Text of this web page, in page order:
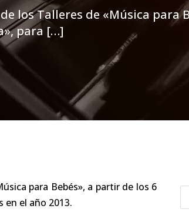
los Talleres de «Música para
para […]
para Bebés», a partir de los 6
en el año 2013.